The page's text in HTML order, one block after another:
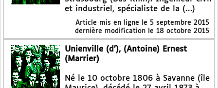
et industriel, spécialiste de la (…)
Article mis en ligne le 5 septembre 2015
dernière modification le 18 octobre 2015
Unienville (d’), (Antoine) Ernest
(Marrier)
Né le 10 octobre 1806 à Savanne (île